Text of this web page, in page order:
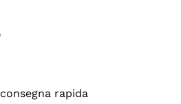
rapida